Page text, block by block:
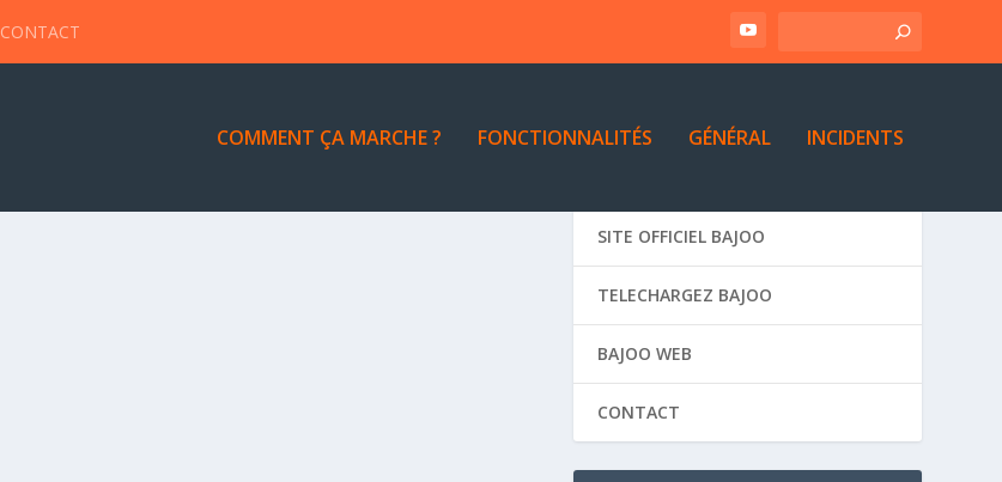
CONTACT
COMMENT ÇA MARCHE ? FONCTIONNALITÉS GÉNÉRAL INCIDENTS
SITE OFFICIEL BAJOO
TELECHARGEZ BAJOO
BAJOO WEB
CONTACT